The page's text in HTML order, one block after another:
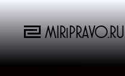
MIRiPRAVO.RU